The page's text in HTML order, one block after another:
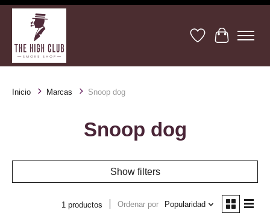
Lista de deseos
Cesta
Inicio Marcas Snoop dog
Snoop dog
Show filters
1 productos Ordenar por Popularidad